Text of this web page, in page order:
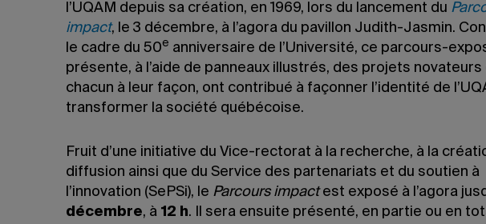
l’UQAM depuis sa création, en 1969, lors du lancement du
impact, le 3 décembre, à l’agora du pavillon Judith-Jasmin.
le cadre du 50e anniversaire de l’Université, ce parcours-
présente, à l’aide de panneaux illustrés, des projets novateurs
chacun à leur façon, ont contribué à façonner l’identité de
transformer la société québécoise.
Fruit d’une initiative du Vice-rectorat à la recherche, à la
diffusion ainsi que du Service des partenariats et du soutien à
l’innovation (SePSi), le Parcours impactest exposé à l’agora
décembre, à 12 h. Il sera ensuite présenté, en partie ou en